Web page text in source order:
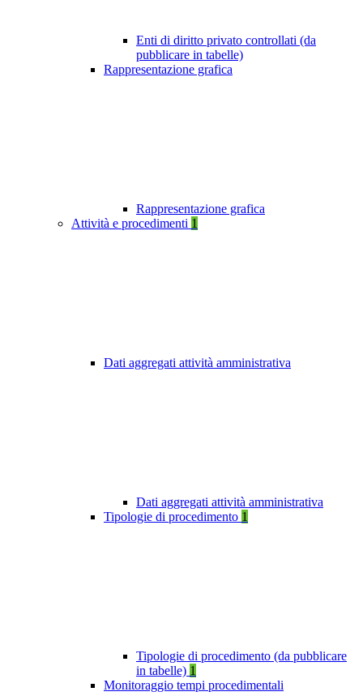
Enti di diritto privato controllati (da
pubblicare in tabelle)
Rappresentazione grafica
Rappresentazione grafica
Attività e procedimenti 1
Dati aggregati attività amministrativa
Dati aggregati attività amministrativa
Tipologie di procedimento 1
Tipologie di procedimento (da pubblicare
in tabelle) 1
Monitoraggio tempi procedimentali